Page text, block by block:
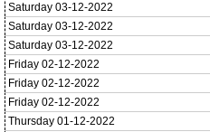
Saturday 03-12-2022
Saturday 03-12-2022
Saturday 03-12-2022
Friday 02-12-2022
Friday 02-12-2022
Friday 02-12-2022
Thursday 01-12-2022